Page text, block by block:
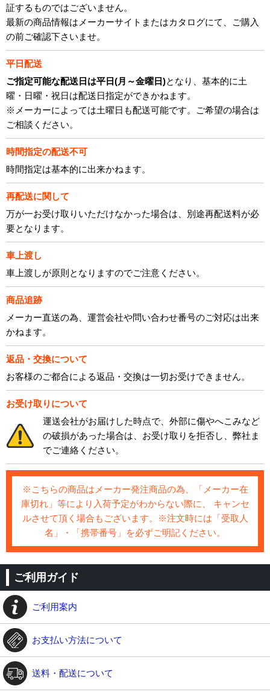
証するものではございません。
最新の商品情報はメーカーサイトまたはカタログにて、ご購入
の前ご確認下さいませ。
平日配送
ご指定可能な配送日は平日(月～金曜日)となり、基本的に土
曜・日曜・祝日は配送日指定ができかねます。
※メーカーによっては土曜日も配送可能です。ご希望の場合は
ご相談ください。
時間指定の配送不可
時間指定は基本的に出来かねます。
再配送に関して
万が一お受け取りいただけなかった場合は、別途再配送料が必
要となります。
車上渡し
車上渡しが原則となりますのでご注意ください。
商品追跡
メーカー直送の為、運営会社や問い合わせ番号のご対応は出来
かねます。
返品・交換について
お客様のご都合による返品・交換は一切お受けできません。
お受け取りについて
運送会社がお届けした時点で、外部に傷やへこみなど
の破損があった場合は、お受け取りを拒否し、弊社ま
でご連絡ください。
※こちらの商品はメーカー発注商品の為、「メーカー在
庫切れ」等により入荷予定がわからない際に、 キャンセ
ルさせて頂く場合もございます。※注文時には「受取人
名」・「携帯番号」を必ずご明記ください。
ご利用ガイド
ご利用案内
お支払い方法について
送料・配送について